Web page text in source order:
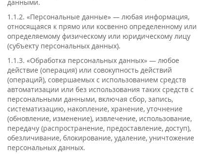
данными.
1.1.2. «Персональные данные» — любая информация,
относящаяся к прямо или косвенно определенному или
определяемому физическому или юридическому лицу
(субъекту персональных данных).
1.1.3. «Обработка персональных данных» — любое
действие (операция) или совокупность действий
(операций), совершаемых с использованием средств
автоматизации или без использования таких средств с
персональными данными, включая сбор, запись,
систематизацию, накопление, хранение, уточнение
(обновление, изменение), извлечение, использование,
передачу (распространение, предоставление, доступ),
обезличивание, блокирование, удаление, уничтожение
персональных данных.